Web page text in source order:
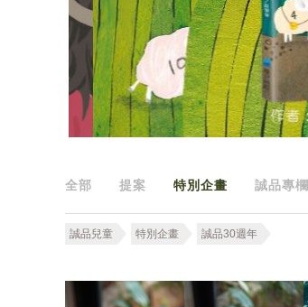
全部 提案 特別企畫 誠品專欄
誠品兒童 特別企畫 誠品30週年